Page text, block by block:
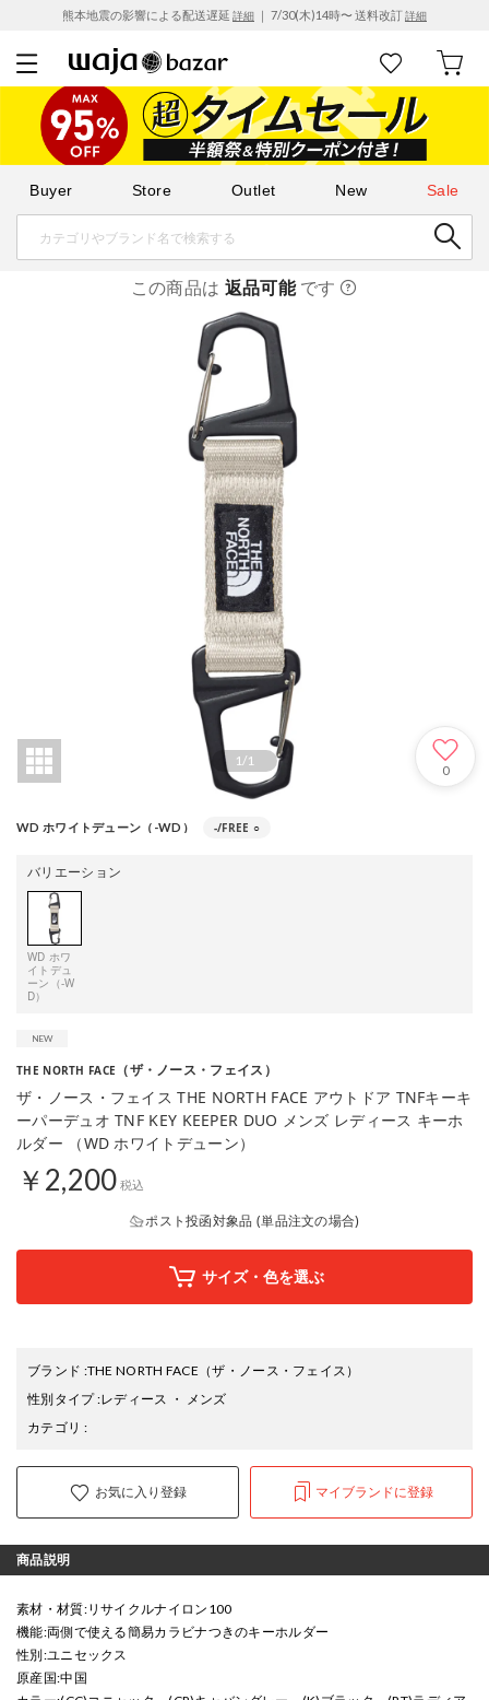
熊本地震の影響による配送遅延 詳細 ｜ 7/30(木)14時〜 送料改訂詳細
Buyer Store Outlet New Sale
この商品は 返品可能です
1 /1
0
WD ホワイトデューン（-WD） -/FREE ○
バリエーション
WD ホワ
イトデュ
ーン（-W
D）
THE NORTH FACE （ザ・ノース・フェイス）
ザ・ノース・フェイス THE NORTH FACE アウトドア TNFキーキ
ーパーデュオ TNF KEY KEEPER DUO メンズ レディース キーホ
ルダー （WD ホワイトデューン）
￥2,200 税込
ポスト投函対象品 (単品注文の場合)
サイズ・色を選ぶ
ブランド :THE NORTH FACE （ザ・ノース・フェイス）
性別タイプ:レディース ・
メンズ
カテゴリ :
お気に入り登録 マイブランドに登録
商品説明
素材・材質:リサイクルナイロン100
機能:両側で使える簡易カラビナつきのキーホルダー
性別:ユニセックス
原産国:中国